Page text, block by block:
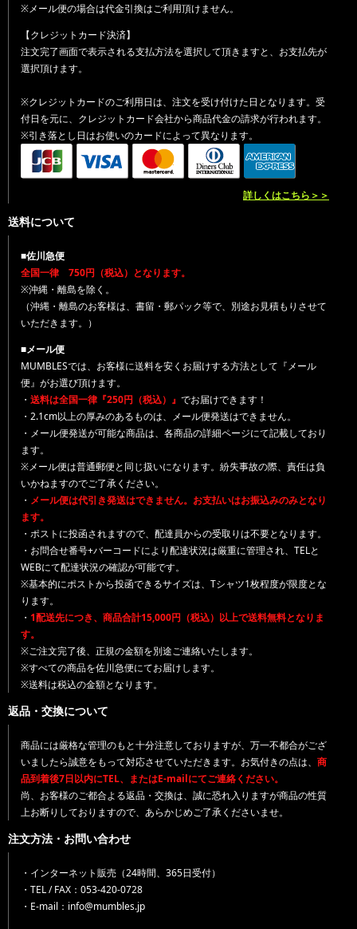
※メール便の場合は代金引換はご利用頂けません。
【クレジットカード決済】
注文完了画面で表示される支払方法を選択して頂きますと、お支払先が
選択頂けます。
※クレジットカードのご利用日は、注文を受け付けた日となります。受
付日を元に、クレジットカード会社から商品代金の請求が行われます。
※引き落とし日はお使いのカードによって異なります。
詳しくはこちら＞＞
送料について
■佐川急便
全国一律 750円（税込）となります。
※沖縄・離島を除く。
（沖縄・離島のお客様は、書留・郵パック等で、別途お見積もりさせて
いただきます。）
■メール便
MUMBLESでは、お客様に送料を安くお届けする方法として『メール
便』がお選び頂けます。
・ 送料は全国一律『250円（税込）』 でお届けできます！
・2.1cm以上の厚みのあるものは、メール便発送はできません。
・メール便発送が可能な商品は、各商品の詳細ページにて記載しており
ます。
※メール便は普通郵便と同じ扱いになります。紛失事故の際、責任は負
いかねますのでご了承ください。
・ メール便は代引き発送はできません。お支払いはお振込みのみとなり
ます。
・ポストに投函されますので、配達員からの受取りは不要となります。
・お問合せ番号+バーコードにより配達状況は厳重に管理され、TELと
WEBにて配達状況の確認が可能です。
※基本的にポストから投函できるサイズは、Tシャツ1枚程度が限度とな
ります。
・ 1配送先につき、商品合計15,000円（税込）以上で送料無料となりま
す。
※ご注文完了後、正規の金額を別途ご連絡いたします。
※すべての商品を佐川急便にてお届けします。
※送料は税込の金額となります。
返品・交換について
商品には厳格な管理のもと十分注意しておりますが、万一不都合がござ
いましたら誠意をもって対応させていただきます。お気付きの点は、 商
品到着後7日以内にTEL、またはE-mailにてご連絡ください。
尚、お客様のご都合よる返品・交換は、誠に恐れ入りますが商品の性質
上お断りしておりますので、あらかじめご了承くださいませ。
注文方法・お問い合わせ
・インターネット販売（24時間、365日受付）
・TEL / FAX：053-420-0728
・E-mail：info@mumbles.jp